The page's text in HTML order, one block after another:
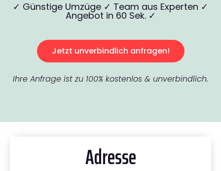
✓ Günstige Umzüge ✓ Team aus Experten ✓
Angebot in 60 Sek. ✓
Jetzt unverbindlich anfragen!
Ihre Anfrage ist zu 100% kostenlos & unverbindlich.
Adresse